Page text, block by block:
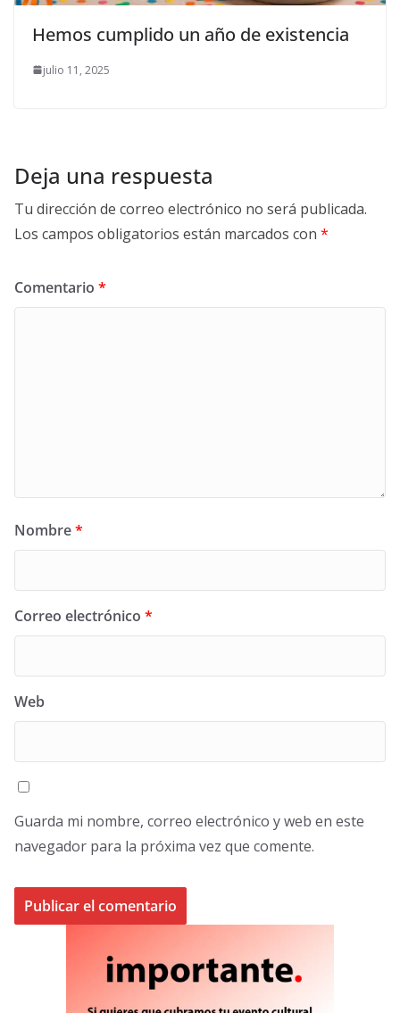
Hemos cumplido un año de existencia
julio 11, 2025
Deja una respuesta
Tu dirección de correo electrónico no será publicada.
Los campos obligatorios están marcados con *
Comentario *
Nombre*
Correo electrónico *
Web
Guarda mi nombre, correo electrónico y web en este
navegador para la próxima vez que comente.